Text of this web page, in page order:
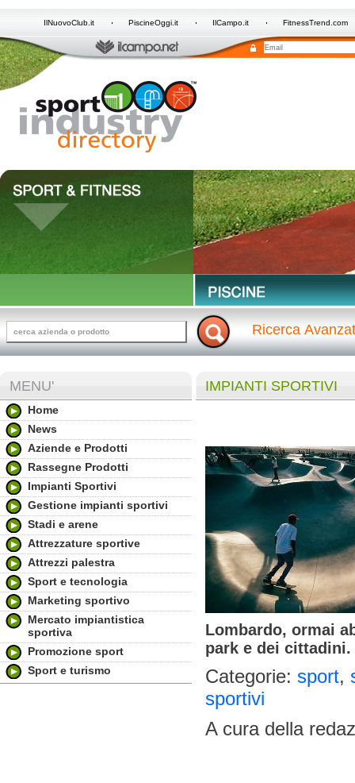
IlNuovoClub.it PiscineOggi.it IlCampo.it FitnessTrend.com
Ricerca
MENU'
Home
News
Aziende e Prodotti
Rassegne Prodotti
Impianti Sportivi
Gestione impianti sportivi
Stadi e arene
Attrezzature sportive
Attrezzi palestra
Sport e tecnologia
Marketing sportivo
Mercato impiantistica
sportiva
Promozione sport
Sport e turismo
IMPIANTI SPORTIVI
Lombardo, ormai
park e dei cittadini.
Categorie: sport,
sportivi
A cura della